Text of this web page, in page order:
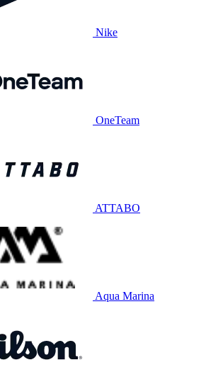
Nike
OneTeam
ATTABO
Aqua Marina